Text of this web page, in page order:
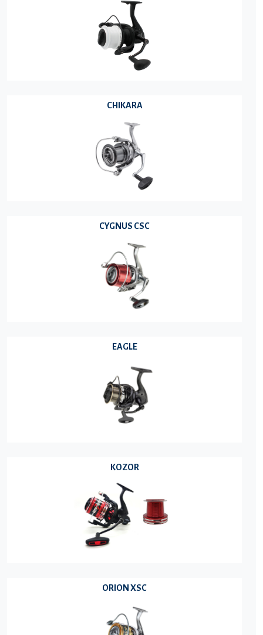
CHIKARA
CYGNUS CSC
EAGLE
KOZOR
ORION XSC